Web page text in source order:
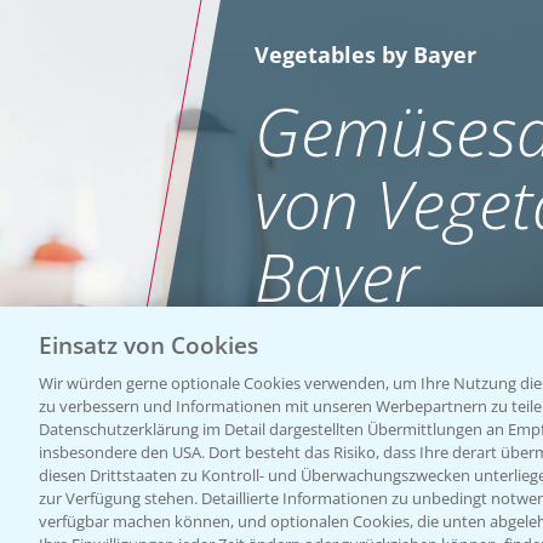
Vegetables by Bayer
von
Bayer
WEBSITE BESUCHEN
Einsatz von Cookies
Wir würden gerne optionale Cookies verwenden, um Ihre Nutzung
zu verbessern und Informationen mit unseren Werbepartnern zu
Datenschutzerklärung im Detail dargestellten Übermittlungen an
insbesondere den USA. Dort besteht das Risiko, dass Ihre derart
diesen Drittstaaten zu Kontroll- und Überwachungszwecken
zur Verfügung stehen. Detaillierte Informationen zu unbedingt
verfügbar machen können, und optionalen Cookies, die unten